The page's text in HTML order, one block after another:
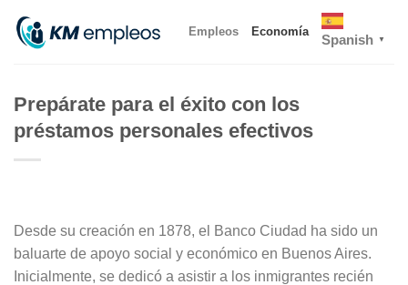
Empleos Economía
Spanish ▼
Prepárate para el éxito con los
préstamos personales efectivos
Desde su creación en 1878, el Banco Ciudad ha sido un
baluarte de apoyo social y económico en Buenos Aires.
Inicialmente, se dedicó a asistir a los inmigrantes recién